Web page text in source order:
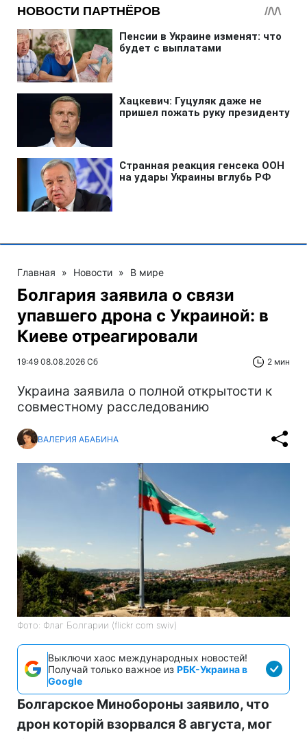
Главная » Новости » В мире
Болгария заявила о связи
упавшего дрона с Украиной: в
Киеве отреагировали
19:49 08.08.2026 Сб 2 мин
Украина заявила о полной открытости к
совместному расследованию
ВАЛЕРИЯ АБАБИНА
Фото: Флаг Болгарии (flickr com swiv)
Выключи хаос международных новостей!
Получай только важное из РБК-Украина в
Google
Болгарское Минобороны заявило, что
дрон которій взорвался 8 августа, мог